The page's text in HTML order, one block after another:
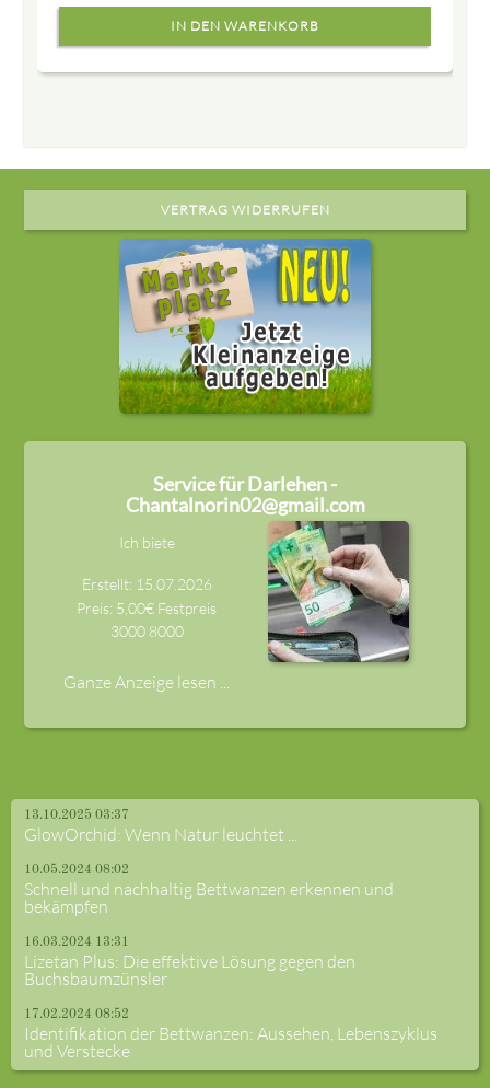
VERTRAG WIDERRUFEN
Service für Darlehen -
Chantalnorin02@gmail.com
Ich biete
Erstellt: 15.07.2026
Preis: 5,00€ Festpreis
3000 8000
Ganze Anzeige lesen ...
13.10.2025 03:37
GlowOrchid: Wenn Natur leuchtet ...
10.05.2024 08:02
Schnell und nachhaltig Bettwanzen erkennen und
bekämpfen
16.03.2024 13:31
Lizetan Plus: Die effektive Lösung gegen den
Buchsbaumzünsler
17.02.2024 08:52
Identifikation der Bettwanzen: Aussehen, Lebenszyklus
und Verstecke